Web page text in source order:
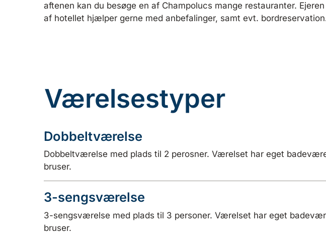
aftenen kan du besøge en af Champolucs mange restauranter. Ejeren
af hotellet hjælper gerne med anbefalinger, samt evt.
Værelsestyper
Dobbeltværelse
Dobbeltværelse med plads til 2 perosner. Værelset har eget
bruser.
3-sengsværelse
3-sengsværelse med plads til 3 personer. Værelset har eget
bruser.